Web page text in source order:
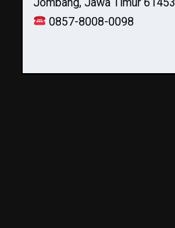
0857-8008-0098